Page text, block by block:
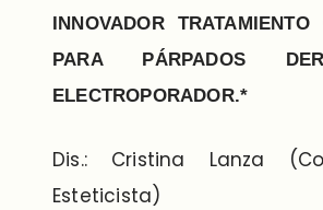
INNOVADOR
PARA PÁRPADOS
ELECTROPORADOR.*
Dis.: Cristina Lanza
Esteticista)